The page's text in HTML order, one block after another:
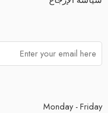
Monday - Friday